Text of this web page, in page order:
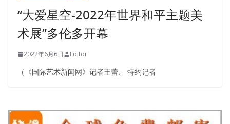
“大爱星空-2022年世界和平主题美
术展”多伦多开幕
2022年6月6日 Editor
（《国际艺术新闻网》记者王蕾、 特约记者